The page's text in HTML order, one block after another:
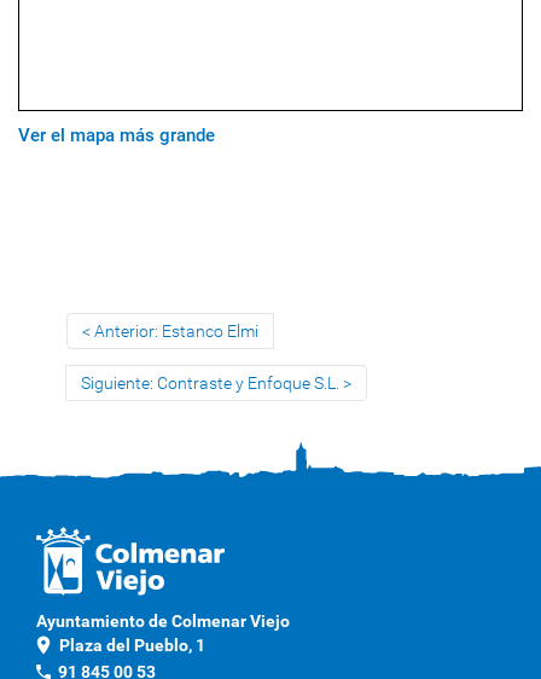
Ver el mapa más grande
Anterior: Estanco Elmi
Siguiente: Contraste y Enfoque S.L.
Ayuntamiento de Colmenar Viejo
location_on Plaza del Pueblo, 1
phone 91 845 00 53